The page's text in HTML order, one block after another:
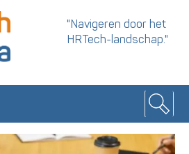
"Navigeren door het
HRTech-landschap."